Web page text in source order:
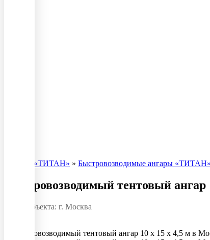
Ангары «ТИТАН» » Быстровозводимые ангары «ТИТАН»
Быстровозводимый тентовый
Адрес объекта: г. Москва